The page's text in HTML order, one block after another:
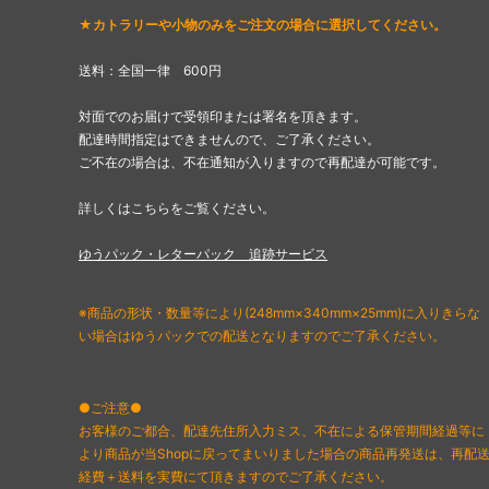
★カトラリーや小物のみをご注文の場合に選択してください。
送料：全国一律 600円
対面でのお届けで受領印または署名を頂きます。
配達時間指定はできませんので、ご了承ください。
ご不在の場合は、不在通知が入りますので再配達が可能です。
詳しくはこちらをご覧ください。
ゆうパック・レターパック 追跡サービス
※商品の形状・数量等により(248mm×340mm×25mm)に入りきらな
い場合はゆうパックでの配送となりますのでご了承ください。
●ご注意●
お客様のご都合、配達先住所入力ミス、不在による保管期間経過等に
より商品が当Shopに戻ってまいりました場合の商品再発送は、再配送
経費＋送料を実費にて頂きますのでご了承ください。